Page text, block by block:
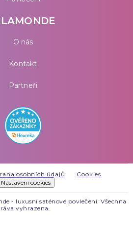
O nás
Kontakt
Partneři
osobních údajů
Cookies
Nastavení cookies
- luxusní saténové povlečení. Všechna
vyhrazena.